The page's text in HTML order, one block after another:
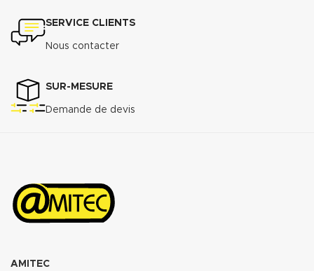
SERVICE CLIENTS
Nous contacter
SUR-MESURE
Demande de devis
AMITEC